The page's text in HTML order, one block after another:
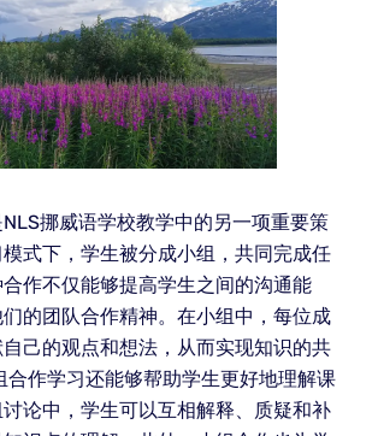
挪威语学校教学中的另一项重要策
式下，学生被分成小组，共同完成任
作不仅能够提高学生之间的沟通能
的团队合作精神。在小组中，每位成
己的观点和想法，从而实现知识的共
合作学习还能够帮助学生更好地理解课
论中，学生可以互相解释、质疑和补